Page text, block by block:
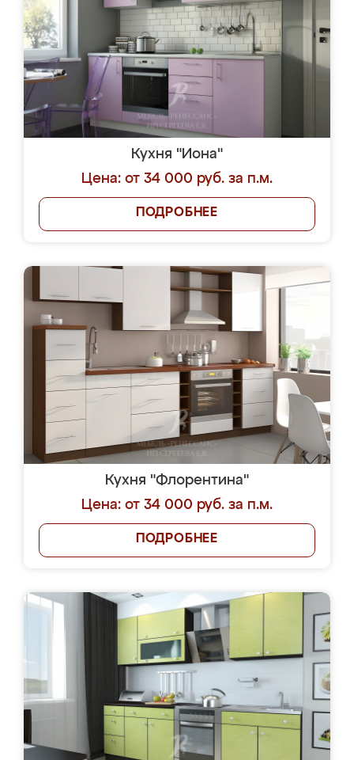
Кухня "Иона"
Цена: от 34 000 руб. за п.м.
ПОДРОБНЕЕ
Кухня "Флорентина"
Цена: от 34 000 руб. за п.м.
ПОДРОБНЕЕ